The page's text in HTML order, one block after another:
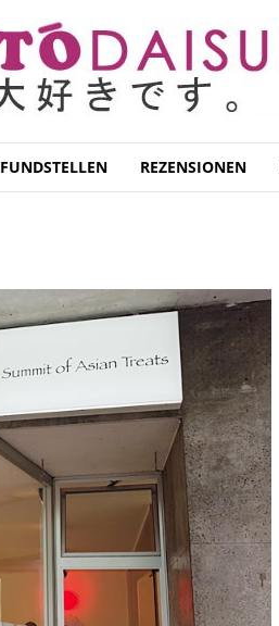
FUNDSTELLEN REZENSIONEN